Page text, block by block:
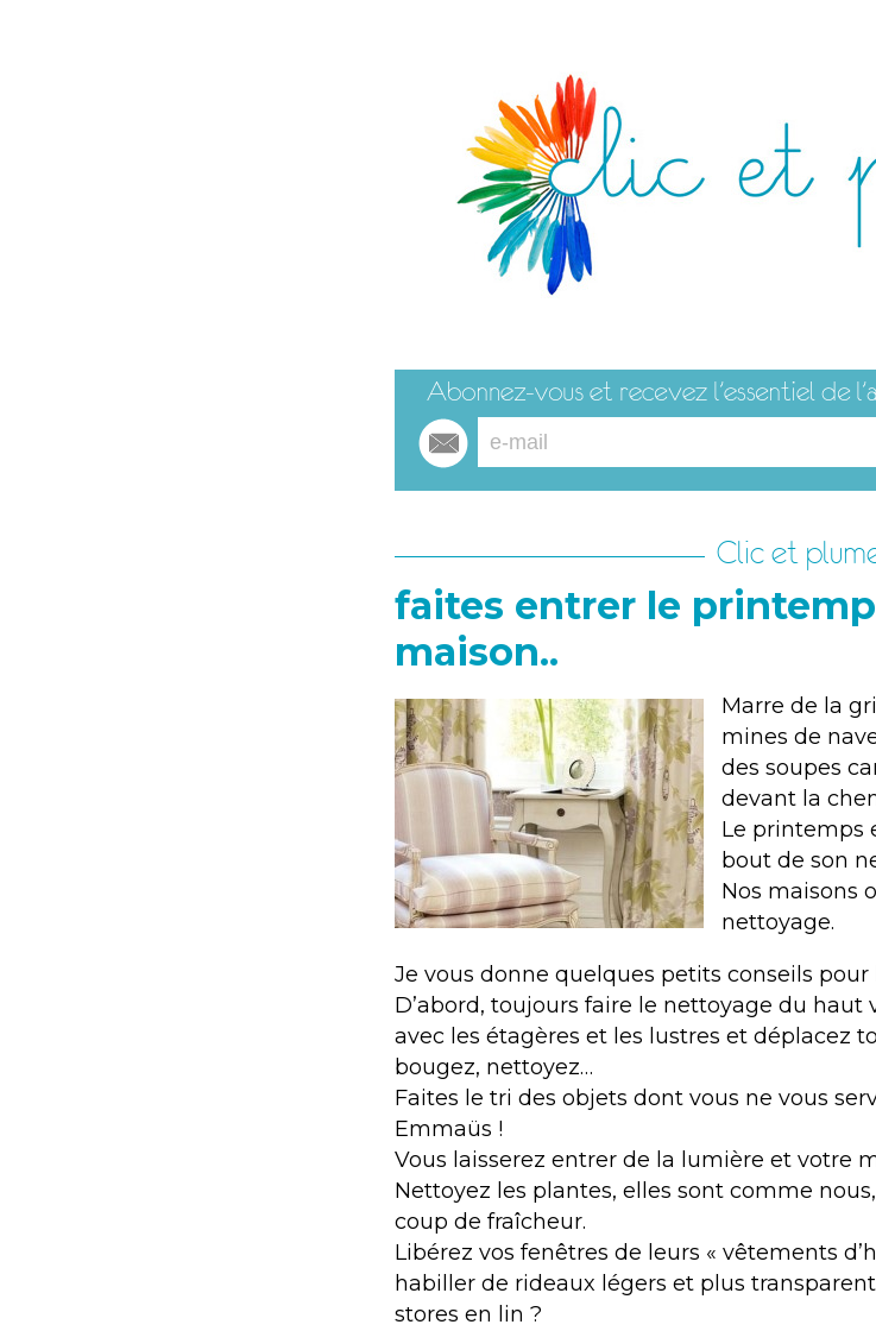
Clic et
faites entrer le
maison..
Marre de la
mines de
des soupes
devant la
Le printemps
bout de son
Nos maisons
nettoyage.
Je vous donne quelques petits conseils
D’abord, toujours faire le nettoyage du haut
avec les étagères et les lustres et déplacez
bougez, nettoyez…
Faites le tri des objets dont vous ne vous
Emmaüs !
Vous laisserez entrer de la lumière et votre
Nettoyez les plantes, elles sont comme
coup de fraîcheur.
Libérez vos fenêtres de leurs « vêtements
habiller de rideaux légers et plus
stores en lin ?